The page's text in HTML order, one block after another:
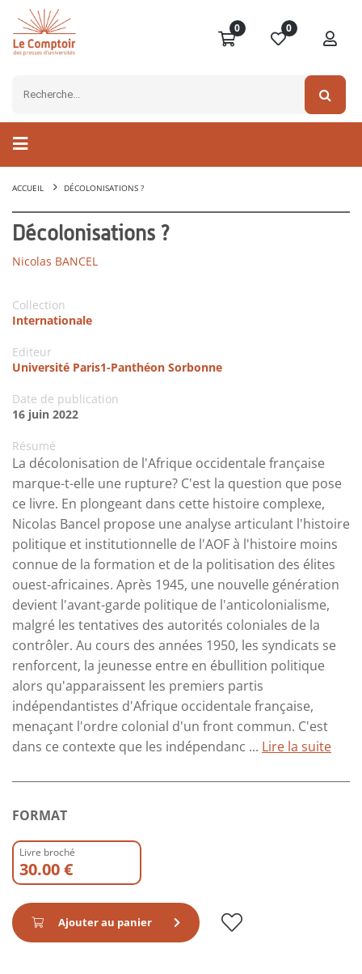
0 0
ACCUEIL DÉCOLONISATIONS ?
Décolonisations ?
Nicolas BANCEL
Collection
Internationale
Editeur
Université Paris1-Panthéon Sorbonne
Date de publication
16 juin 2022
Résumé
La décolonisation de l'Afrique occidentale française
marque-t-elle une rupture? C'est la question que pose
ce livre. En plongeant dans cette histoire complexe,
Nicolas Bancel propose une analyse articulant l'histoire
politique et institutionnelle de l'AOF à l'histoire moins
connue de la formation et de la politisation des élites
ouest-africaines. Après 1945, une nouvelle génération
devient l'avant-garde politique de l'anticolonialisme,
malgré les tentatives des autorités coloniales de la
contrôler. Au cours des années 1950, les syndicats se
renforcent, la jeunesse entre en ébullition politique
alors qu'apparaissent les premiers partis
indépendantistes d'Afrique occidentale française,
menaçant l'ordre colonial d'un front commun. C'est
dans ce contexte que les indépendanc ... Lire la suite
FORMAT
Livre broché
30.00 €
Ajouter au panier